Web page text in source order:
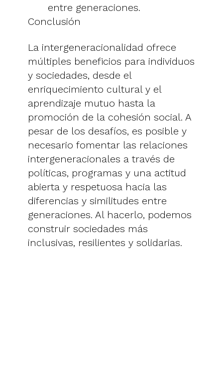
entre generaciones.
Conclusión
La intergeneracionalidad ofrece
múltiples beneficios para individuos
y sociedades, desde el
enriquecimiento cultural y el
aprendizaje mutuo hasta la
promoción de la cohesión social. A
pesar de los desafíos, es posible y
necesario fomentar las relaciones
intergeneracionales a través de
políticas, programas y una actitud
abierta y respetuosa hacia las
diferencias y similitudes entre
generaciones. Al hacerlo, podemos
construir sociedades más
inclusivas, resilientes y solidarias.